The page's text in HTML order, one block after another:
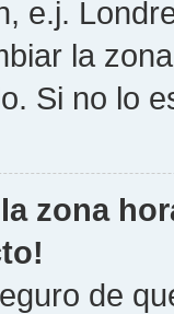
e.j.
la
Si no lo
zona
de